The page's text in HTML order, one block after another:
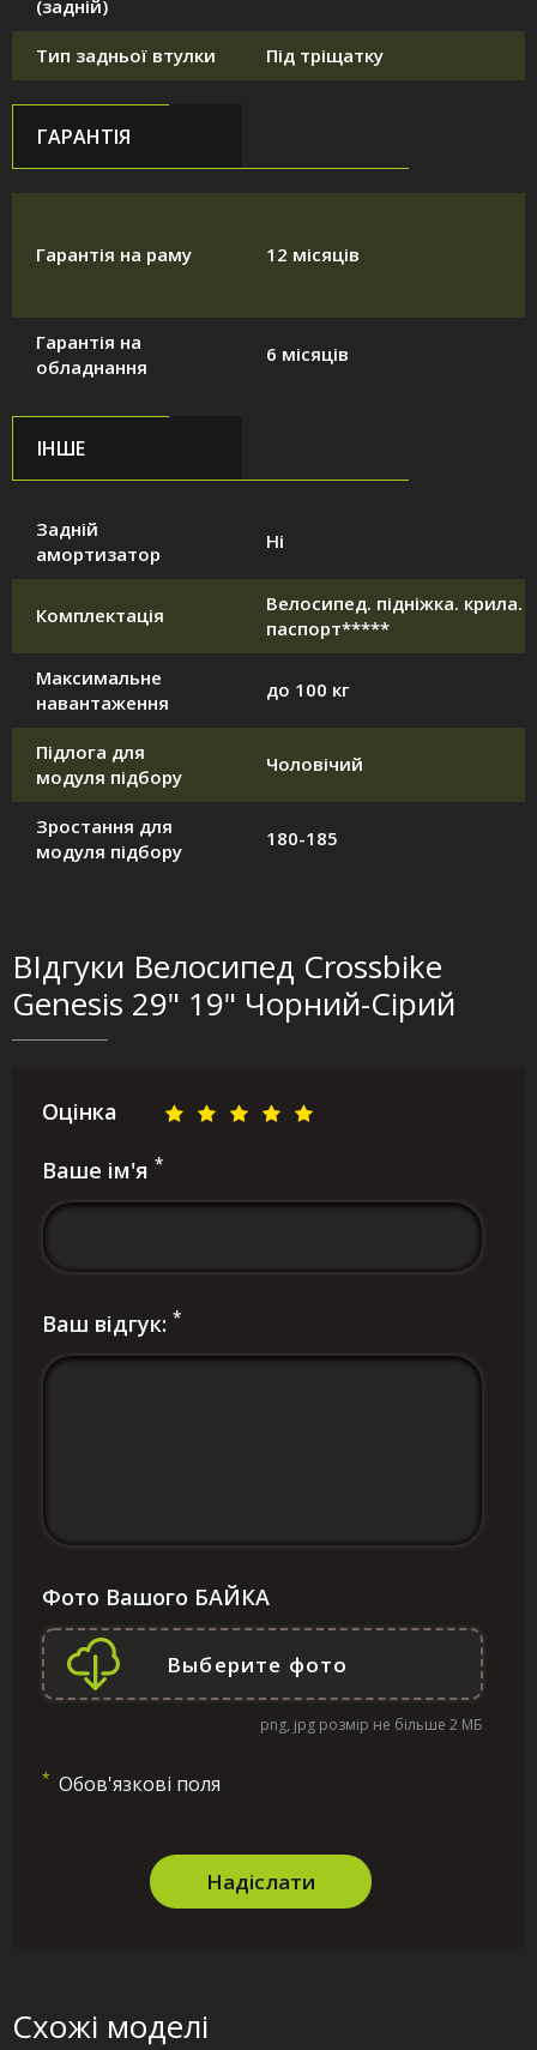
(задній)
Тип задньої втулки Під тріщатку
ГАРАНТІЯ
Гарантія на раму 12 місяців
Гарантія на
обладнання
6 місяців
ІНШЕ
Задній
амортизатор
Ні
Комплектація
Велосипед. підніжка. крила.
паспорт*****
Максимальне
навантаження
до 100 кг
Підлога для
модуля підбору
Чоловічий
Зростання для
модуля підбору
180-185
ВІдгуки Велосипед Crossbike
Genesis 29" 19" Чорний-Сірий
Оцінка
Ваше ім'я *
Ваш відгук: *
Фото Вашого БАЙКА
png, jpg розмір не більше 2 МБ
* Обов'язкові поля
Надіслати
Схожі моделі